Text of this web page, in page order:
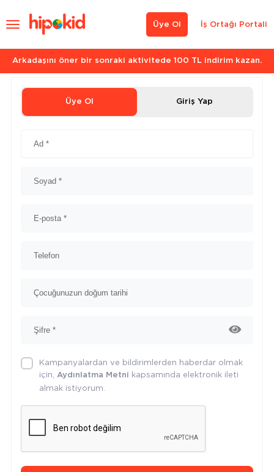
İş Ortağı Portali
Üye Ol
Arkadaşını öner bir sonraki aktivitede 100 TL indirim kazan.
Üye Ol Giriş Yap
Kampanyalardan ve bildirimlerden haberdar olmak
için, Aydınlatma Metni kapsamında elektronik ileti
almak istiyorum.